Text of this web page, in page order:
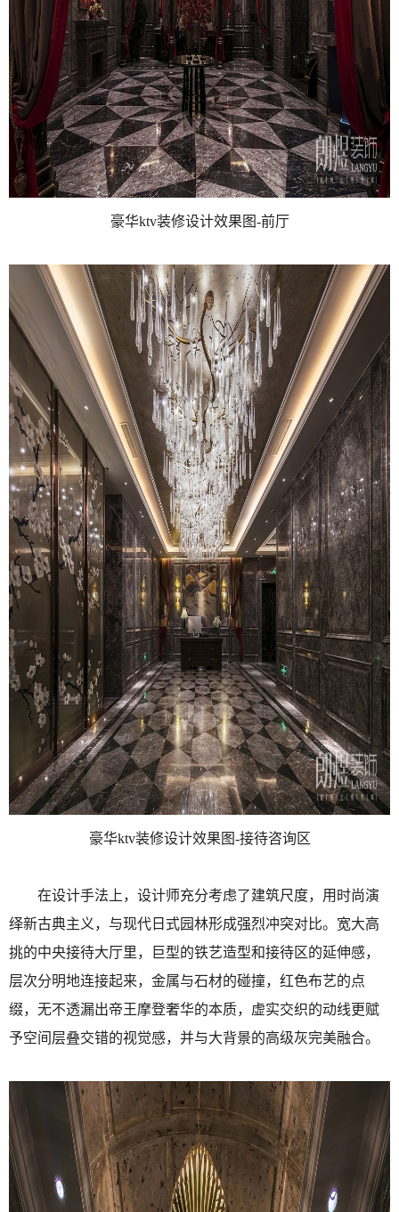
豪华ktv装修设计效果图-前厅
豪华ktv装修设计效果图-接待咨询区
在设计手法上，设计师充分考虑了建筑尺度，用时尚演
绎新古典主义，与现代日式园林形成强烈冲突对比。宽大高
挑的中央接待大厅里，巨型的铁艺造型和接待区的延伸感，
层次分明地连接起来，金属与石材的碰撞，红色布艺的点
缀，无不透漏出帝王摩登奢华的本质，虚实交织的动线更赋
予空间层叠交错的视觉感，并与大背景的高级灰完美融合。